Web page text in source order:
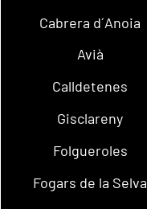
Cabrera d´Anoia
Avià
Calldetenes
Gisclareny
Folgueroles
Fogars de la Selva